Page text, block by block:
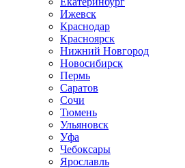
Ижевск
Краснодар
Красноярск
Нижний Новгород
Новосибирск
Пермь
Саратов
Сочи
Тюмень
Ульяновск
Уфа
Чебоксары
Ярославль